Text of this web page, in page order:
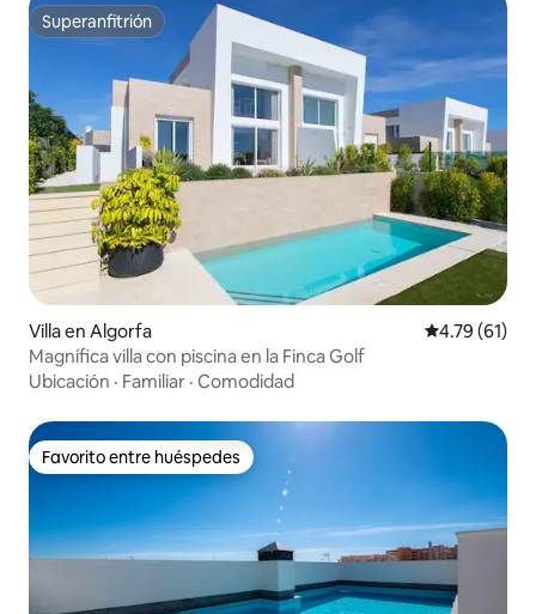
Superanfitrión
Superanfitrión
Villa en Algorfa Calificación
4.79 (61)
Magnífica villa con piscina en la Finca Golf
Ubicación · Familiar · Comodidad
Favorito entre huéspedes
Favorito entre huéspedes